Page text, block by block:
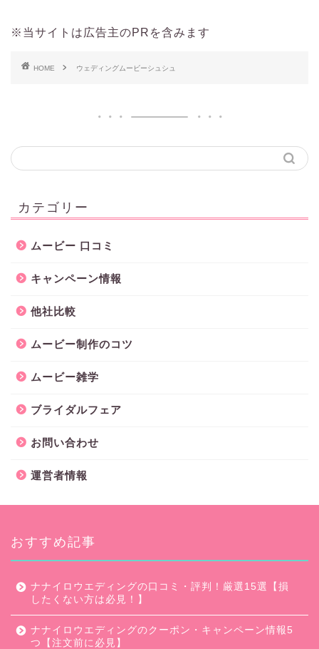
※当サイトは広告主のPRを含みます
HOME ウェディングムービーシュシュ
カテゴリー
ムービー 口コミ
キャンペーン情報
他社比較
ムービー制作のコツ
ムービー雑学
ブライダルフェア
お問い合わせ
運営者情報
おすすめ記事
ナナイロウエディングの口コミ・評判！厳選15選【損
したくない方は必見！】
ナナイロウエディングのクーポン・キャンペーン情報5
つ【注文前に必見】